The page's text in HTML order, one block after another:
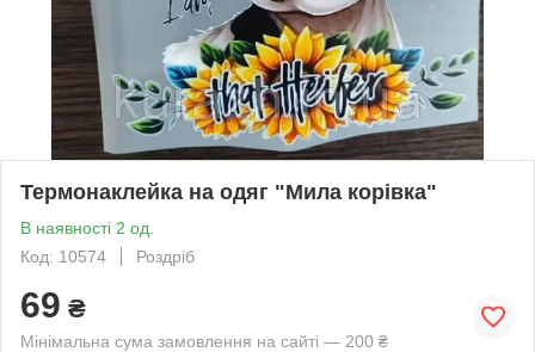
Термонаклейка на одяг "Мила корівка"
В наявності 2 од.
Код: 10574
Роздріб
69 ₴
Мінімальна сума замовлення на сайті — 200 ₴